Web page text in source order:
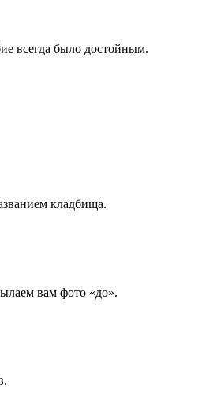
всегда было достойным.
кладбища.
вам фото «до».